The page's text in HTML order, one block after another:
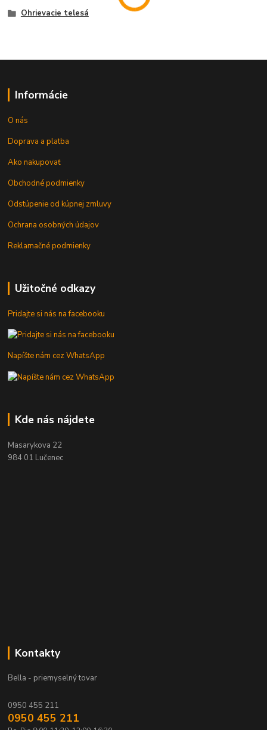
Ohrievacie telesá
Informácie
O nás
Doprava a platba
Ako nakupovať
Obchodné podmienky
Odstúpenie od kúpnej zmluvy
Ochrana osobných údajov
Reklamačné podmienky
Užitočné odkazy
Pridajte si nás na facebooku
Napíšte nám cez WhatsApp
Kde nás nájdete
Masarykova 22
984 01 Lučenec
Kontakty
Bella - priemyselný tovar
0950 455 211
0950 455 211